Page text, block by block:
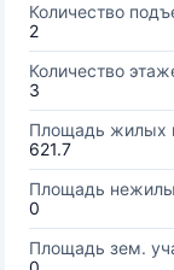
Количество
2
Количество
3
Площадь жилых
621.7
Площадь
0
Площадь зем.